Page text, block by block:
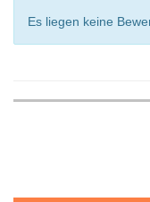
Es liegen keine